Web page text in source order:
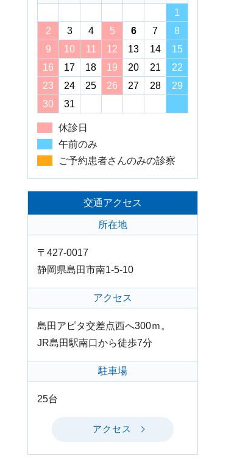
1
2
3 4 5 6 7
8
9
10 11 12 13 14
15
16
17 18 19 20 21
22
23
24 25 26 27 28
29
30
31
休診日
午前のみ
ご予約患者さんのみの診察
交通アクセス
所在地
〒427-0017
静岡県島田市南1-5-10
アクセス
島田アピタ交差点西へ300ｍ。
JR島田駅南口から徒歩7分
駐車場
25台
アクセス